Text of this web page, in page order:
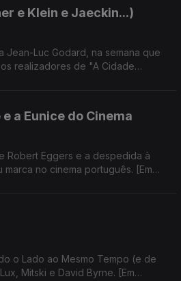
e Klein e Jaeckin...)
Jean-Luc Godard, na semana que
realizadores de "A Cidade
a Eunice do Cinema
Robert Eggers e a despedida à
no cinema português. [Em
o Lado ao Mesmo Tempo (e de
Mitski e David Byrne. [Em